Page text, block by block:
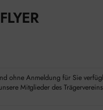
ohne Anmeldung für Sie
Mitglieder des